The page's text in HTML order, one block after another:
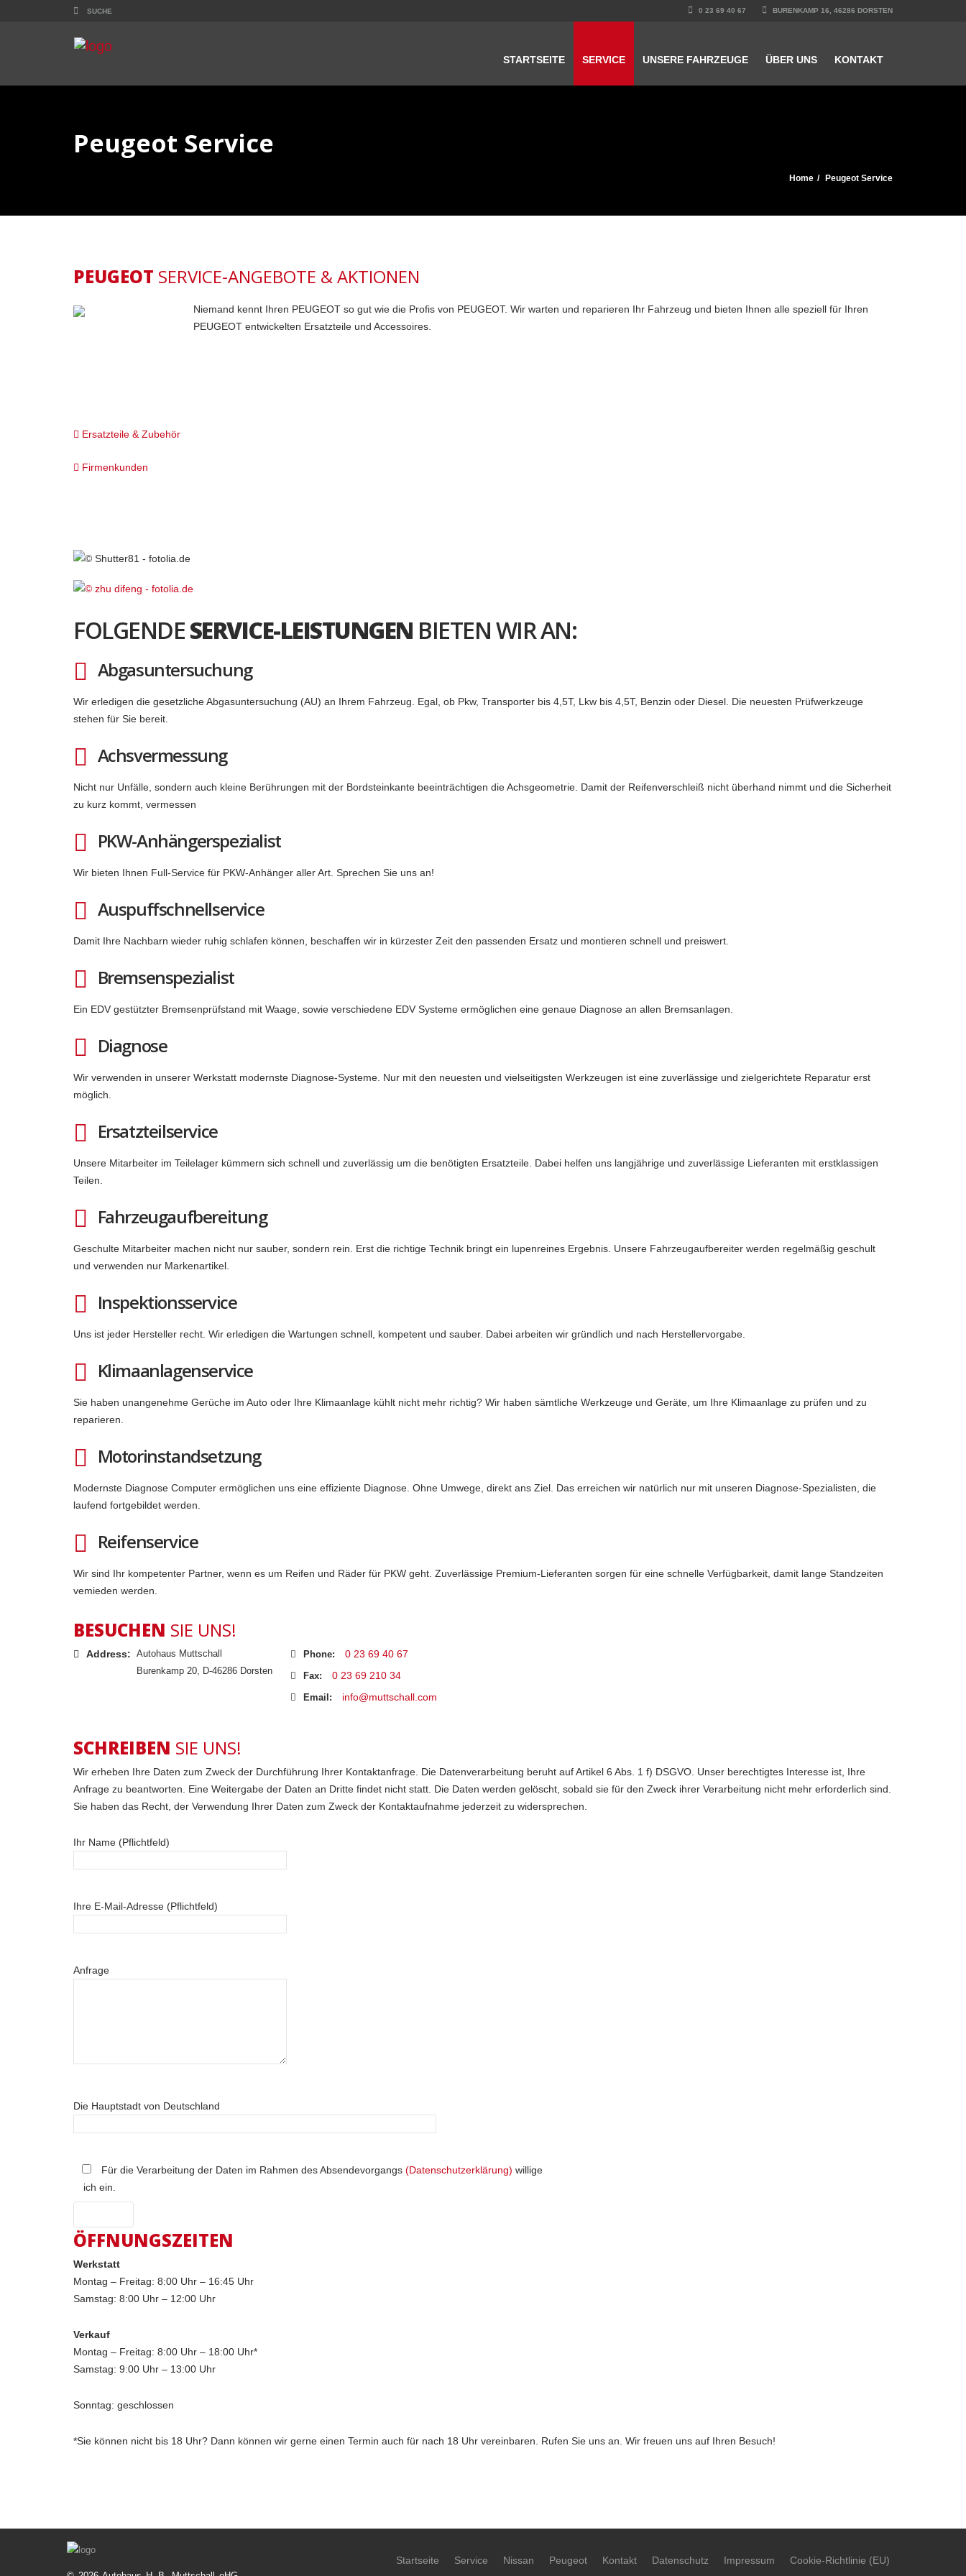
0 23 69 40 67 BURENKAMP 16, 46286 DORSTEN
STARTSEITE SERVICE UNSERE FAHRZEUGE ÜBER UNS KONTAKT
Peugeot Service
Home Peugeot Service
PEUGEOT SERVICE-ANGEBOTE & AKTIONEN
Niemand kennt Ihren PEUGEOT so gut wie die Profis von PEUGEOT. Wir warten und reparieren Ihr Fahrzeug und bieten Ihnen alle speziell für Ihren
PEUGEOT entwickelten Ersatzteile und Accessoires.
Ersatzteile & Zubehör
Firmenkunden
FOLGENDESERVICE-LEISTUNGEN BIETEN WIR AN:
Abgasuntersuchung
Wir erledigen die gesetzliche Abgasuntersuchung (AU) an Ihrem Fahrzeug. Egal, ob Pkw, Transporter bis 4,5T, Lkw bis 4,5T, Benzin oder Diesel. Die neuesten Prüfwerkzeuge
stehen für Sie bereit.
Achsvermessung
Nicht nur Unfälle, sondern auch kleine Berührungen mit der Bordsteinkante beeinträchtigen die Achsgeometrie. Damit der Reifenverschleiß nicht überhand nimmt und die Sicherheit
zu kurz kommt, vermessen
PKW-Anhängerspezialist
Wir bieten Ihnen Full-Service für PKW-Anhänger aller Art. Sprechen Sie uns an!
Auspuffschnellservice
Damit Ihre Nachbarn wieder ruhig schlafen können, beschaffen wir in kürzester Zeit den passenden Ersatz und montieren schnell und preiswert.
Bremsenspezialist
Ein EDV gestützter Bremsenprüfstand mit Waage, sowie verschiedene EDV Systeme ermöglichen eine genaue Diagnose an allen Bremsanlagen.
Diagnose
Wir verwenden in unserer Werkstatt modernste Diagnose-Systeme. Nur mit den neuesten und vielseitigsten Werkzeugen ist eine zuverlässige und zielgerichtete Reparatur erst
möglich.
Ersatzteilservice
Unsere Mitarbeiter im Teilelager kümmern sich schnell und zuverlässig um die benötigten Ersatzteile. Dabei helfen uns langjährige und zuverlässige Lieferanten mit erstklassigen
Teilen.
Fahrzeugaufbereitung
Geschulte Mitarbeiter machen nicht nur sauber, sondern rein. Erst die richtige Technik bringt ein lupenreines Ergebnis. Unsere Fahrzeugaufbereiter werden regelmäßig geschult
und verwenden nur Markenartikel.
Inspektionsservice
Uns ist jeder Hersteller recht. Wir erledigen die Wartungen schnell, kompetent und sauber. Dabei arbeiten wir gründlich und nach Herstellervorgabe.
Klimaanlagenservice
Sie haben unangenehme Gerüche im Auto oder Ihre Klimaanlage kühlt nicht mehr richtig? Wir haben sämtliche Werkzeuge und Geräte, um Ihre Klimaanlage zu prüfen und zu
reparieren.
Motorinstandsetzung
Modernste Diagnose Computer ermöglichen uns eine effiziente Diagnose. Ohne Umwege, direkt ans Ziel. Das erreichen wir natürlich nur mit unseren Diagnose-Spezialisten, die
laufend fortgebildet werden.
Reifenservice
Wir sind Ihr kompetenter Partner, wenn es um Reifen und Räder für PKW geht. Zuverlässige Premium-Lieferanten sorgen für eine schnelle Verfügbarkeit, damit lange Standzeiten
vemieden werden.
BESUCHEN SIE UNS!
Address: Autohaus Muttschall
Burenkamp 20, D-46286 Dorsten
Phone: 0 23 69 40 67
Fax: 0 23 69 210 34
Email: info@muttschall.com
SCHREIBEN SIE UNS!
Wir erheben Ihre Daten zum Zweck der Durchführung Ihrer Kontaktanfrage. Die Datenverarbeitung beruht auf Artikel 6 Abs. 1 f) DSGVO. Unser berechtigtes Interesse ist, Ihre
Anfrage zu beantworten. Eine Weitergabe der Daten an Dritte findet nicht statt. Die Daten werden gelöscht, sobald sie für den Zweck ihrer Verarbeitung nicht mehr erforderlich sind.
Sie haben das Recht, der Verwendung Ihrer Daten zum Zweck der Kontaktaufnahme jederzeit zu widersprechen.
Ihr Name (Pflichtfeld)
Ihre E-Mail-Adresse (Pflichtfeld)
Anfrage
Die Hauptstadt von Deutschland
Für die Verarbeitung der Daten im Rahmen des Absendevorgangs (Datenschutzerklärung) willige
ich ein.
ÖFFNUNGSZEITEN
Werkstatt
Montag – Freitag: 8:00 Uhr – 16:45 Uhr
Samstag: 8:00 Uhr – 12:00 Uhr
Verkauf
Montag – Freitag: 8:00 Uhr – 18:00 Uhr*
Samstag: 9:00 Uhr – 13:00 Uhr
Sonntag: geschlossen
*Sie können nicht bis 18 Uhr? Dann können wir gerne einen Termin auch für nach 18 Uhr vereinbaren. Rufen Sie uns an. Wir freuen uns auf Ihren Besuch!
Startseite Service Nissan Peugeot Kontakt Datenschutz Impressum Cookie-Richtlinie (EU)